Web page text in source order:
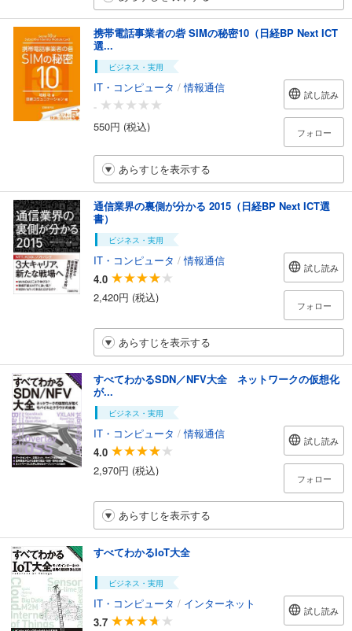
携帯電話事業者の砦 SIMの秘密10（日経BP Next ICT
選...
ビジネス・実用
IT・コンピュータ /情報通信
-
550円 (税込)
試し読み
フォロー
あらすじを表示する
通信業界の裏側が分かる 2015（日経BP Next ICT選
書）
ビジネス・実用
IT・コンピュータ /情報通信
4.0
2,420円 (税込)
試し読み
フォロー
あらすじを表示する
すべてわかるSDN／NFV大全 ネットワークの仮想化
が...
ビジネス・実用
IT・コンピュータ /情報通信
4.0
2,970円 (税込)
試し読み
フォロー
あらすじを表示する
すべてわかるIoT大全
ビジネス・実用
IT・コンピュータ / インターネット
3.7
試し読み